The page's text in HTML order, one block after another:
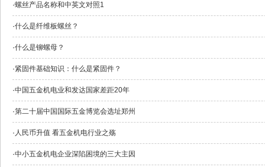
·螺丝产品名称和中英文对照1
·什么是纤维板螺丝？
·什么是铆螺母？
·紧固件基础知识：什么是紧固件？
·中国五金机电业和发达国家差距20年
·第二十届中国国际五金博览会选址郑州
· 人民币升值 看五金机电行业之殇
·中小五金机电企业深陷困境的三大主因